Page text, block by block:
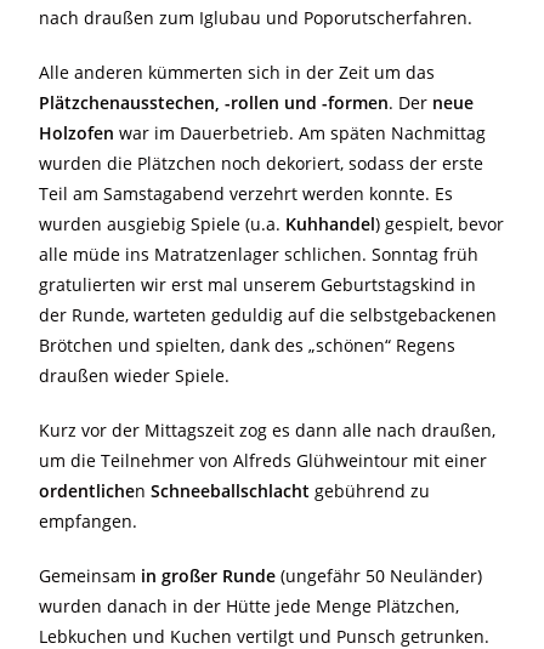
nach draußen zum Iglubau und Poporutscherfahren.
Alle anderen kümmerten sich in der Zeit um das
Plätzchenausstechen, -rollen und -formen. Der neue
Holzofenwar im Dauerbetrieb. Am späten Nachmittag
wurden die Plätzchen noch dekoriert, sodass der erste
Teil am Samstagabend verzehrt werden konnte. Es
wurden ausgiebig Spiele (u.a. Kuhhandel) gespielt, bevor
alle müde ins Matratzenlager schlichen. Sonntag früh
gratulierten wir erst mal unserem Geburtstagskind in
der Runde, warteten geduldig auf die selbstgebackenen
Brötchen und spielten, dank des „schönen“ Regens
draußen wieder Spiele.
Kurz vor der Mittagszeit zog es dann alle nach draußen,
um die Teilnehmer von Alfreds Glühweintour mit einer
ordentlichenSchneeballschlacht gebührend zu
empfangen.
Gemeinsam in großer Runde (ungefähr 50 Neuländer)
wurden danach in der Hütte jede Menge Plätzchen,
Lebkuchen und Kuchen vertilgt und Punsch getrunken.